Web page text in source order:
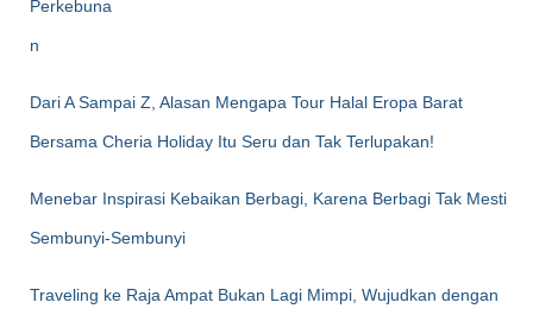
Dari A Sampai Z, Alasan Mengapa Tour Halal Eropa Barat
Bersama Cheria Holiday Itu Seru dan Tak Terlupakan!
Menebar Inspirasi Kebaikan Berbagi, Karena Berbagi Tak Mesti
Sembunyi-Sembunyi
Traveling ke Raja Ampat Bukan Lagi Mimpi, Wujudkan dengan